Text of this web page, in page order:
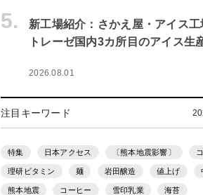
5.
新工場紹介：さかえ屋・アイス
トレーゼ国内3カ所目のアイス生
2026.08.01
注目キーワード
特集 日本アクセス 〔熊本地震影響〕
理研ビタミン 麺 岩田醸造 値上げ
熊本地震 コーヒー 雪印乳業 海苔